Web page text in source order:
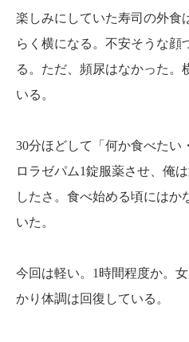
楽しみにしていた寿司の外食
らく横になる。不安そうな顔
る。ただ、頻尿はなかった。
いる。
30分ほどして「何か食べたい
ロラゼパム1錠服薬させ、俺
したさ。食べ始める頃にはか
いた。
今回は軽い。1時間程度か。
かり体調は回復している。